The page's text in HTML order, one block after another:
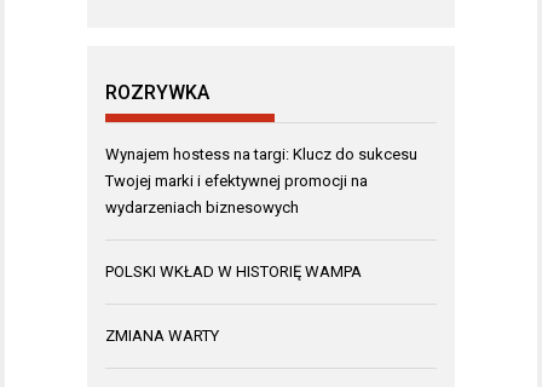
ROZRYWKA
Wynajem hostess na targi: Klucz do sukcesu
Twojej marki i efektywnej promocji na
wydarzeniach biznesowych
POLSKI WKŁAD W HISTORIĘ WAMPA
ZMIANA WARTY